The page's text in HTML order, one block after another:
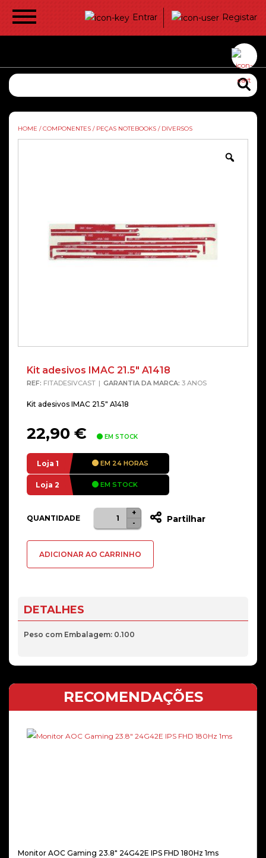
Entrar Registar
HOME / COMPONENTES / PEÇAS NOTEBOOKS / DIVERSOS
Kit adesivos IMAC 21.5″ A1418
REF: FITADESIVCAST GARANTIA DA MARCA: 3 ANOS
Kit adesivos IMAC 21.5″ A1418
22,90 € EM STOCK
Loja 1 EM 24 HORAS
Loja 2 EM STOCK
QUANTIDADE
Quantidade
de
adesivos
-
+
Partilhar
ADICIONAR AO CARRINHO
DETALHES
Peso com Embalagem: 0.100
RECOMENDAÇÕES
Monitor AOC Gaming 23.8″ 24G42E IPS FHD 180Hz 1ms